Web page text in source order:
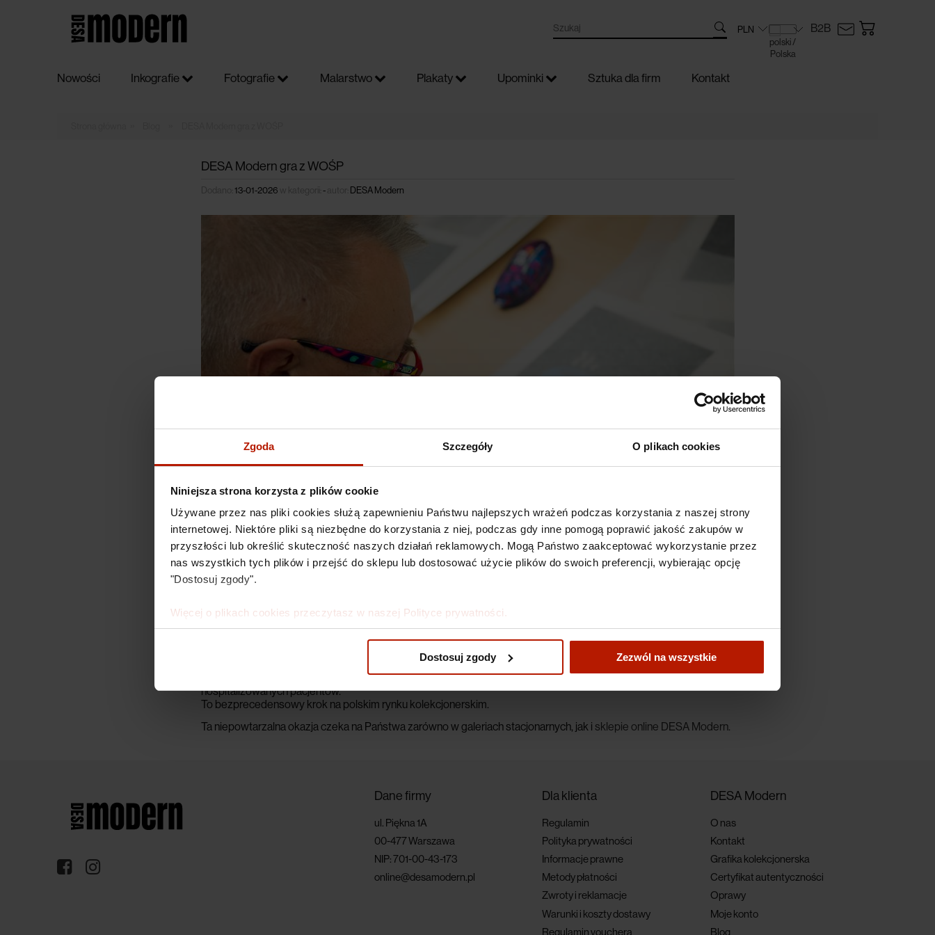
Zgoda Szczegóły O plikach cookies
Niniejsza strona korzysta z plików cookie
Używane przez nas pliki cookies służą zapewnieniu Państwu najlepszych wrażeń podczas korzystania z naszej strony
internetowej. Niektóre pliki są niezbędne do korzystania z niej, podczas gdy inne pomogą poprawić jakość zakupów w
przyszłości lub określić skuteczność naszych działań reklamowych. Mogą Państwo zaakceptować wykorzystanie przez
nas wszystkich tych plików i przejść do sklepu lub dostosować użycie plików do swoich preferencji, wybierając opcję
"Dostosuj zgody".
Więcej o plikach cookies przeczytasz w naszej Polityce prywatności.
Dostosuj zgody Zezwól na wszystkie
B2B
Nowości Inkografie Fotografie Malarstwo Plakaty Upominki Sztuka dla firm Kontakt
DESA Modern gra z WOŚP
13-01-2026 -autor: DESA Modern
Sztuka uszczęśliwia na wiele sposobów. Wraz z początkiem 2026 roku DESA Modern nawiązała wyjątkową
współpracęz Wielką Orkiestrą Świątecznej Pomocy. Odtąd nasi Klienci mogą podzielić się radością z tymi, którzy
pilniepotrzebują profesjonalnej opieki medycznej.
WOŚP.Każda z odręcznie sygnowanych prac powstała w limitowanym nakładzie 10 egzemplarzy.
Jedenaście dostępnych tytułów wyróżnia jaskrawa paleta kolorów, nawiązująca do estetyki największego w
Dochód z tegorocznej edycji grafik Owsiaka zostanie przekazany na rzecz WOŚP.
Klienci — wchodząc w posiadanie pracy o realnej wartości artystycznej — czynnie pomagają ratować życia
hospitalizowanych pacjentów.
To bezprecedensowy krok na polskim rynku kolekcjonerskim.
Ta niepowtarzalna okazja czeka na Państwa zarówno w galeriach stacjonarnych, jak i sklepie online DESA Modern.
Dane firmy
ul. Piękna 1A
00-477 Warszawa
NIP: 701-00-43-173
online@desamodern.pl
Dla klienta
Regulamin
Polityka prywatności
Informacje prawne
Metody płatności
Zwroty i reklamacje
Warunki i koszty dostawy
Regulamin vouchera
DESA Modern
O nas
Kontakt
Grafika kolekcjonerska
Certyfikat autentyczności
Oprawy
Moje konto
Blog